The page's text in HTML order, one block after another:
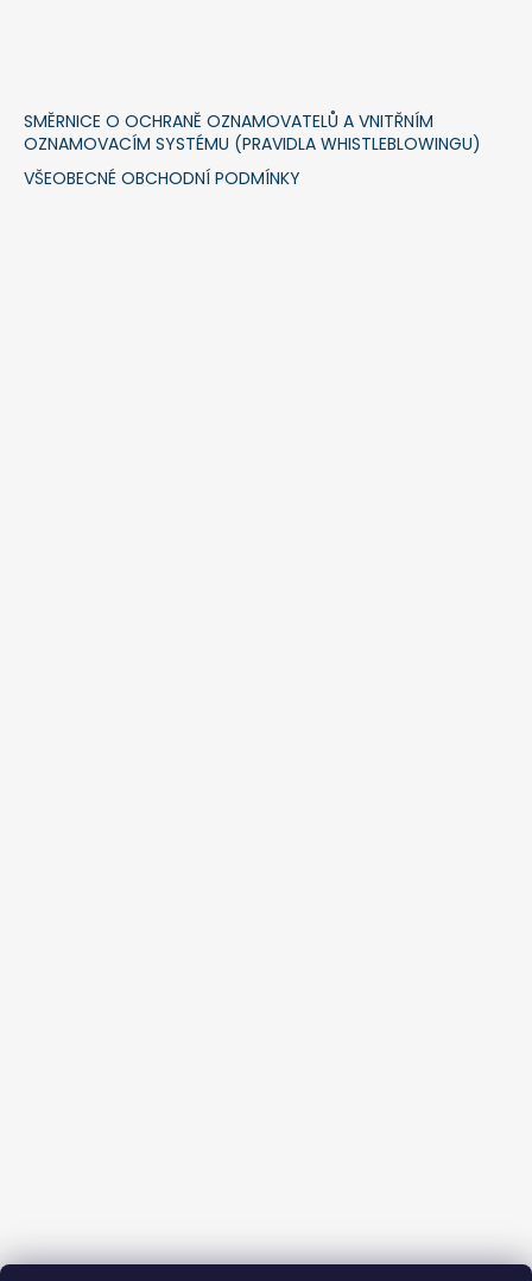
SMĚRNICE O OCHRANĚ OZNAMOVATELŮ A VNITŘNÍM
OZNAMOVACÍM SYSTÉMU (PRAVIDLA WHISTLEBLOWINGU)
VŠEOBECNÉ OBCHODNÍ PODMÍNKY